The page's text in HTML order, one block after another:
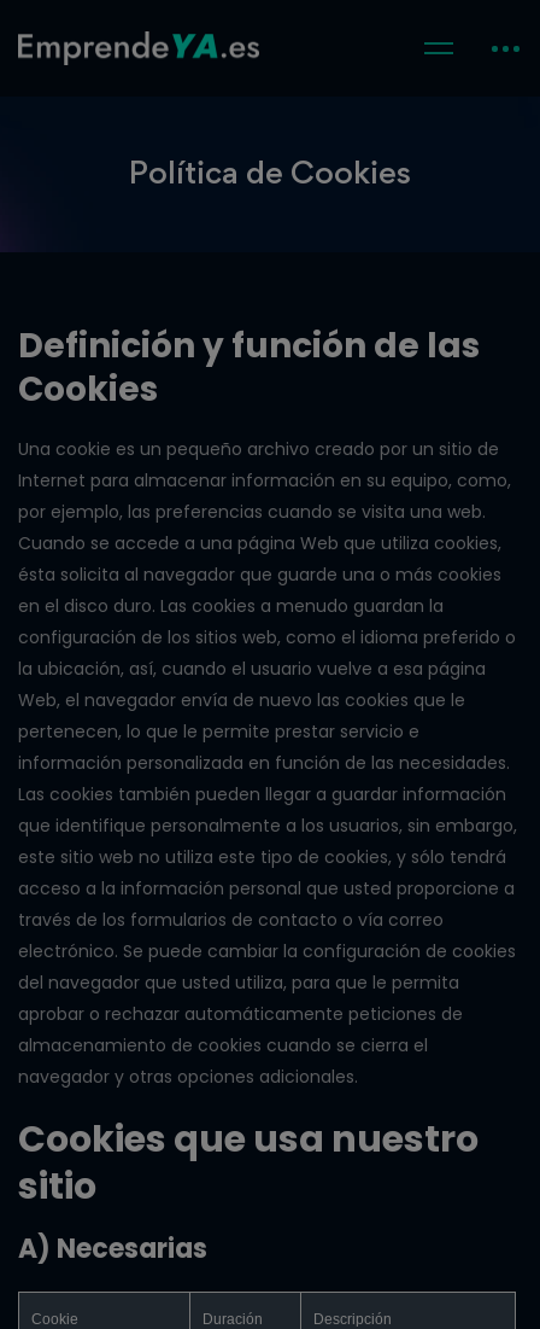
Política de Cookies
Definición y función de las
Cookies
Una cookie es un pequeño archivo creado por un sitio de
Internet para almacenar información en su equipo, como,
por ejemplo, las preferencias cuando se visita una web.
Cuando se accede a una página Web que utiliza cookies,
ésta solicita al navegador que guarde una o más cookies
en el disco duro. Las cookies a menudo guardan la
configuración de los sitios web, como el idioma preferido o
la ubicación, así, cuando el usuario vuelve a esa página
Web, el navegador envía de nuevo las cookies que le
pertenecen, lo que le permite prestar servicio e
información personalizada en función de las necesidades.
Las cookies también pueden llegar a guardar información
que identifique personalmente a los usuarios, sin embargo,
este sitio web no utiliza este tipo de cookies, y sólo tendrá
acceso a la información personal que usted proporcione a
través de los formularios de contacto o vía correo
electrónico. Se puede cambiar la configuración de cookies
del navegador que usted utiliza, para que le permita
aprobar o rechazar automáticamente peticiones de
almacenamiento de cookies cuando se cierra el
navegador y otras opciones adicionales.
Cookies que usa nuestro
sitio
A) Necesarias
Cookie Duración Descripción